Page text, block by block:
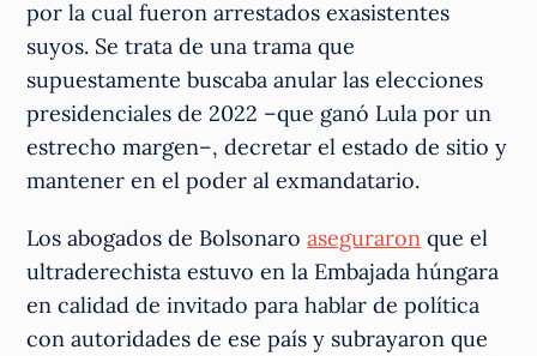
por la cual fueron arrestados exasistentes
suyos. Se trata de una trama que
supuestamente buscaba anular las elecciones
presidenciales de 2022 –que ganó Lula por un
estrecho margen–, decretar el estado de sitio y
mantener en el poder al exmandatario.
Los abogados de Bolsonaroaseguraron que el
ultraderechista estuvo en la Embajada húngara
en calidad de invitado para hablar de política
con autoridades de ese país y subrayaron que